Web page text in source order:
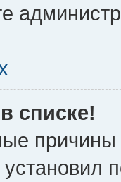
списке!
причины